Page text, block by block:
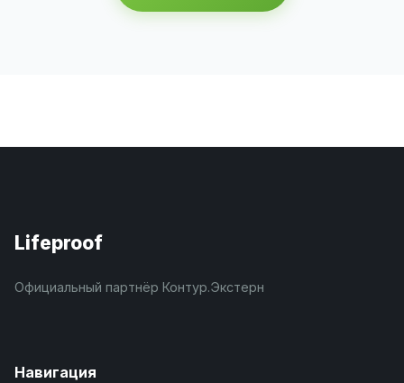
Lifeproof
Официальный партнёр Контур.Экстерн
Навигация